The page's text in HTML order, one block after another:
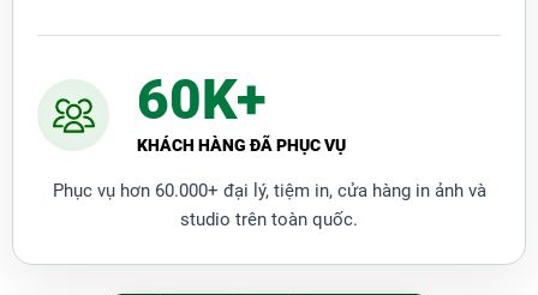
60K+
KHÁCH HÀNG ĐÃ PHỤC VỤ
Phục vụ hơn 60.000+ đại lý, tiệm in, cửa hàng in ảnh và
studio trên toàn quốc.